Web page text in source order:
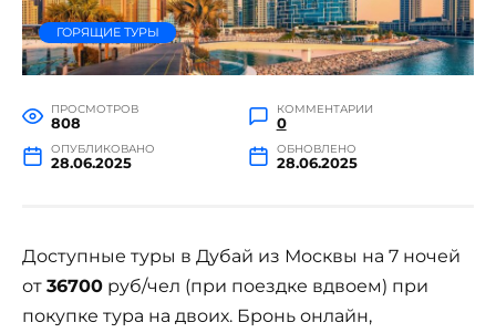
ГОРЯЩИЕ ТУРЫ
ПРОСМОТРОВ
808
КОММЕНТАРИИ
0
ОПУБЛИКОВАНО
28.06.2025
ОБНОВЛЕНО
28.06.2025
Доступные туры в Дубай из Москвы на 7 ночей
от 36700 руб/чел (при поездке вдвоем) при
покупке тура на двоих. Бронь онлайн,